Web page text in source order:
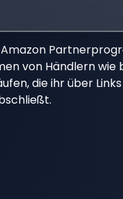
von Händlern wie
die ihr über